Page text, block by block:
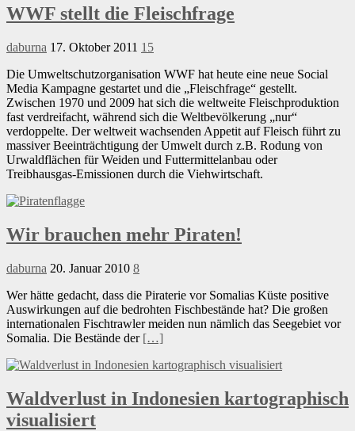
WWF stellt die Fleischfrage
daburna 17. Oktober 2011 15
Die Umweltschutzorganisation WWF hat heute eine neue Social
Media Kampagne gestartet und die „Fleischfrage“ gestellt.
Zwischen 1970 und 2009 hat sich die weltweite Fleischproduktion
fast verdreifacht, während sich die Weltbevölkerung „nur“
verdoppelte. Der weltweit wachsenden Appetit auf Fleisch führt zu
massiver Beeinträchtigung der Umwelt durch z.B. Rodung von
Urwaldflächen für Weiden und Futtermittelanbau oder
Treibhausgas-Emissionen durch die Viehwirtschaft.
Wir brauchen mehr Piraten!
daburna 20. Januar 2010 8
Wer hätte gedacht, dass die Piraterie vor Somalias Küste positive
Auswirkungen auf die bedrohten Fischbestände hat? Die großen
internationalen Fischtrawler meiden nun nämlich das Seegebiet vor
Somalia. Die Bestände der […]
Waldverlust in Indonesien kartographisch
visualisiert